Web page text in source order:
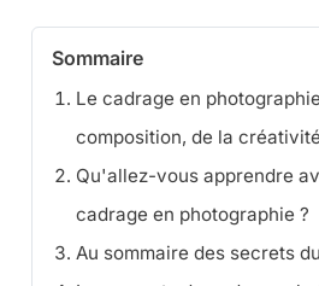
Sommaire
Le cadrage en
composition, de la
Qu'allez-vous apprendre
cadrage en photographie ?
Au sommaire des secrets